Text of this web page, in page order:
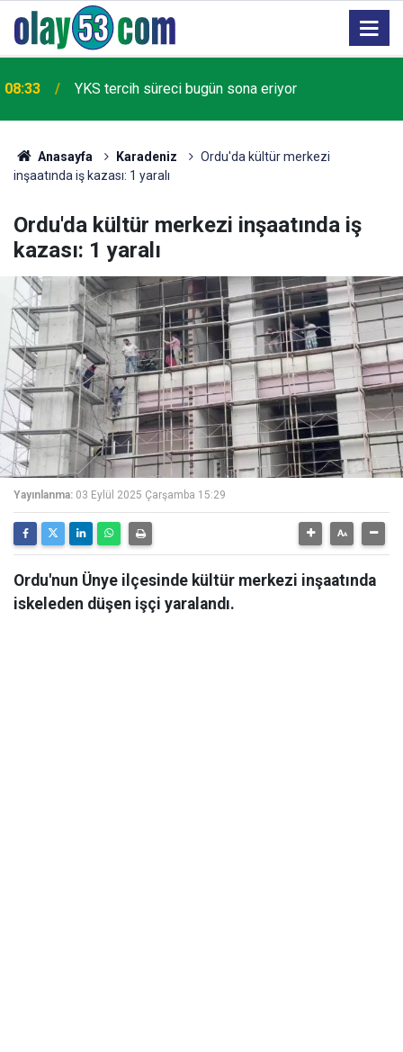
08:33 YKS tercih süreci bugün sona eriyor
Anasayfa Karadeniz
Ordu'da kültür merkezi
inşaatında iş kazası: 1 yaralı
Ordu'da kültür merkezi inşaatında iş
kazası: 1 yaralı
Yayınlanma: 03 Eylül 2025 Çarşamba 15:29
Ordu'nun Ünye ilçesinde kültür merkezi inşaatında
iskeleden düşen işçi yaralandı.